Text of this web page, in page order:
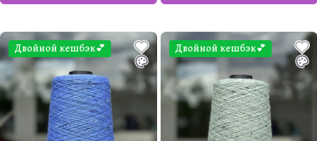
Двойной кешбэк💕 Двойной кешбэк💕